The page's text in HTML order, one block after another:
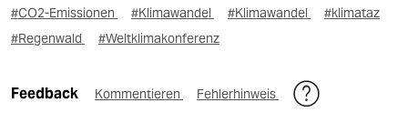
#CO2-Emissionen #Klimawandel #Klimawandel
#klimataz
#Regenwald
#Weltklimakonferenz
Feedback Kommentieren Fehlerhinweis